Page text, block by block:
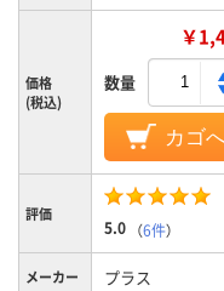
価格
(税込)
￥
数量
カゴ
評価
5.0 （6件）
メーカー プラス